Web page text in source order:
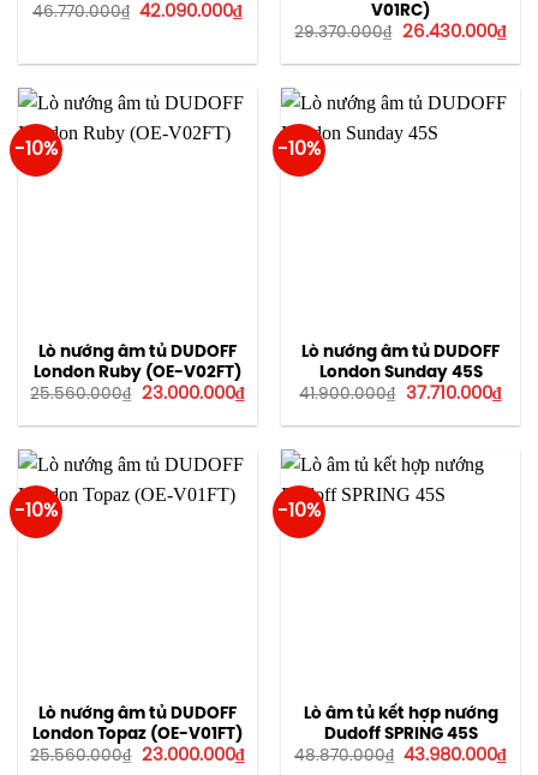
46.770.000₫ Giá
42.090.000₫Giá
V01RC)
29.370.000₫
Giá
là:
26.430.000₫Giá
tại
-10%
Lò nướng âm tủ DUDOFF
London Ruby (OE-V02FT)
25.560.000₫
Giá
là:
23.000.000₫Giá
tại
23.000.000₫.
-10%
Lò nướng âm tủ DUDOFF
London Sunday 45S
41.900.000₫
Giá
là:
37.710.000₫Giá
tại
-10%
Lò nướng âm tủ DUDOFF
London Topaz (OE-V01FT)
25.560.000₫
Giá
23.000.000₫Giá
-10%
Lò âm tủ kết hợp nướng
Dudoff SPRING 45S
48.870.000₫ Giá
43.980.000₫Giá